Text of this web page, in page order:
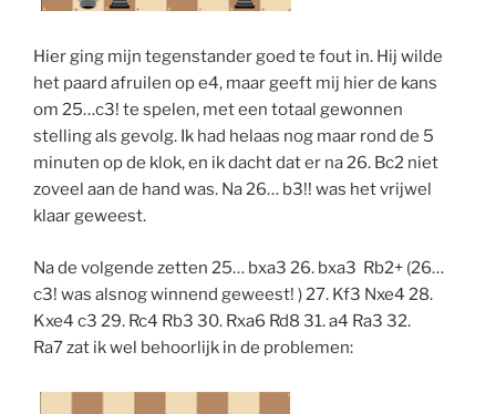
Hier ging mijn tegenstander goed te fout in. Hij wilde
het paard afruilen op e4, maar geeft mij hier de kans
om 25…c3! te spelen, met een totaal gewonnen
stelling als gevolg. Ik had helaas nog maar rond de 5
minuten op de klok, en ik dacht dat er na 26. Bc2 niet
zoveel aan de hand was. Na 26… b3!! was het vrijwel
klaar geweest.
Na de volgende zetten 25… bxa3 26. bxa3 Rb2+ (26…
c3! was alsnog winnend geweest! ) 27. Kf3 Nxe4 28.
Kxe4 c3 29. Rc4 Rb3 30. Rxa6 Rd8 31. a4 Ra3 32.
Ra7 zat ik wel behoorlijk in de problemen: